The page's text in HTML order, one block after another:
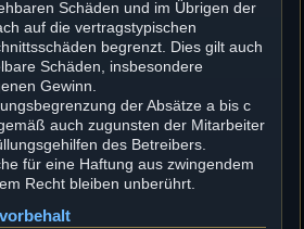
Schäden und im Übrigen der
auf die vertragstypischen
begrenzt. Dies gilt auch
Schäden, insbesondere
Gewinn.
der Absätze a bis c
auch zugunsten der Mitarbeiter
des Betreibers.
für eine Haftung aus zwingendem
Recht bleiben unberührt.